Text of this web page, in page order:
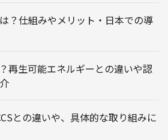
？仕組みやメリット・日本での導
再生可能エネルギーとの違いや認
との違いや、具体的な取り組みに